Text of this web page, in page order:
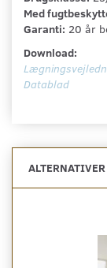
Med
Garanti: 20 år
Download:
Datablad
ALTERNATIVER